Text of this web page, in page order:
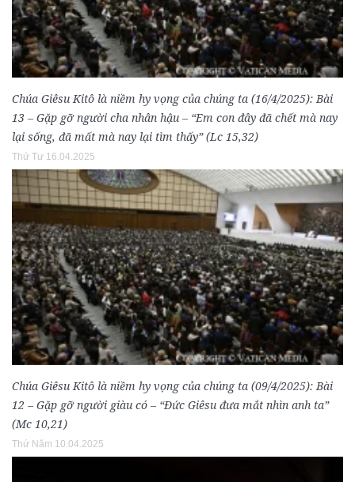
Chúa Giêsu Kitô là niềm hy vọng của chúng ta (16/4/2025): Bài
13 – Gặp gỡ người cha nhân hậu – “Em con đây đã chết mà nay
lại sống, đã mất mà nay lại tìm thấy” (Lc 15,32)
Thứ Tư 16.04.2025
Chúa Giêsu Kitô là niềm hy vọng của chúng ta (09/4/2025): Bài
12 – Gặp gỡ người giàu có – “Đức Giêsu đưa mắt nhìn anh ta”
(Mc 10,21)
Thứ Năm 10.04.2025